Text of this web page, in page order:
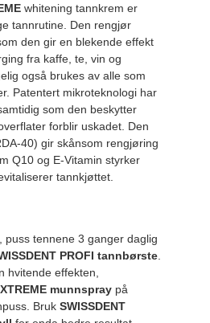
whitening tannkrem er
tannrutine. Den rengjør
den gir en blekende effekt
fra kaffe, te, vin og
også brukes av alle som
Patentert mikroteknologi har
som den beskytter
forblir uskadet. Den
40) gir skånsom rengjøring
Q10 og E-Vitamin styrker
tannkjøttet.
puss tennene 3 ganger daglig
PROFI tannbørste
hvitende effekten,
munnspray på
BrukSWISSDENT